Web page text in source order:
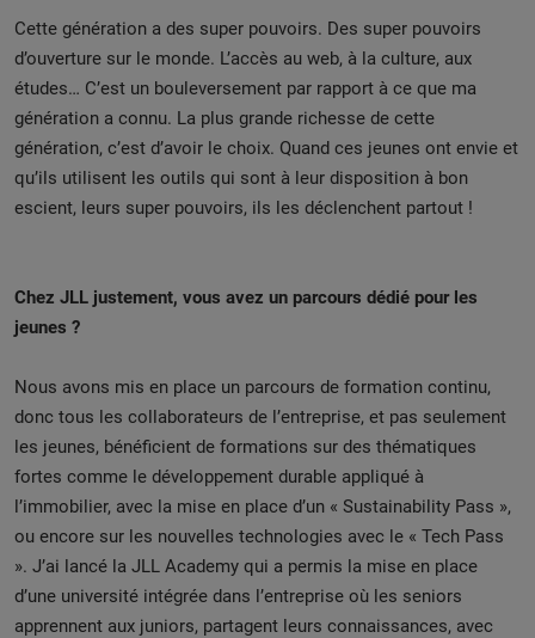
Cette génération a des super pouvoirs. Des super pouvoirs
d’ouverture sur le monde. L’accès au web, à la culture, aux
études… C’est un bouleversement par rapport à ce que ma
génération a connu. La plus grande richesse de cette
génération, c’est d’avoir le choix. Quand ces jeunes ont envie et
qu’ils utilisent les outils qui sont à leur disposition à bon
escient, leurs super pouvoirs, ils les déclenchent partout !
Chez JLL justement, vous avez un parcours dédié pour les
jeunes ?
Nous avons mis en place un parcours de formation continu,
donc tous les collaborateurs de l’entreprise, et pas seulement
les jeunes, bénéficient de formations sur des thématiques
fortes comme le développement durable appliqué à
l’immobilier, avec la mise en place d’un « Sustainability Pass »,
ou encore sur les nouvelles technologies avec le « Tech Pass
». J’ai lancé la JLL Academy qui a permis la mise en place
d’une université intégrée dans l’entreprise où les seniors
apprennent aux juniors, partagent leurs connaissances, avec